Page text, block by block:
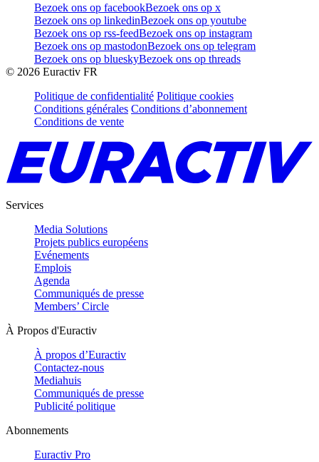
Bezoek ons op facebookBezoek ons op x
Bezoek ons op linkedinBezoek ons op youtube
Bezoek ons op rss-feedBezoek ons op instagram
Bezoek ons op mastodonBezoek ons op telegram
Bezoek ons op blueskyBezoek ons op threads
© 2026 Euractiv FR
Politique de confidentialité Politique cookies
Conditions générales Conditions d’abonnement
Conditions de vente
Services
Media Solutions
Projets publics européens
Evénements
Emplois
Agenda
Communiqués de presse
Members’ Circle
À Propos d'Euractiv
À propos d’Euractiv
Contactez-nous
Mediahuis
Communiqués de presse
Publicité politique
Abonnements
Euractiv Pro